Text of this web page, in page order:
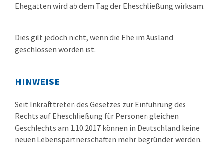
Ehegatten wird ab dem Tag der Eheschließung wirksam.
Dies gilt jedoch nicht, wenn die Ehe im Ausland
geschlossen worden ist.
HINWEISE
Seit Inkrafttreten des Gesetzes zur Einführung des
Rechts auf Eheschließung für Personen gleichen
Geschlechts am 1.10.2017 können in Deutschland keine
neuen Lebenspartnerschaften mehr begründet werden.